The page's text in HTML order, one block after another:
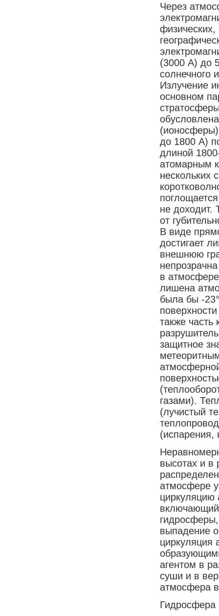
Через
физических,
(3000 A) до
солнечного
Излучение
основном
до 1800 A)
длиной
атомарным
нескольких
не доходит.
от
В виде
достигает
внешнюю
в
лишена
была бы -
также часть
защитное
газами).
(лучистый
(испарения,
высотах и в
атмосфере
циркуляцию
включающий
выпадение
циркуляция
агентом в
суши и в
атмосфера
Гидросфера